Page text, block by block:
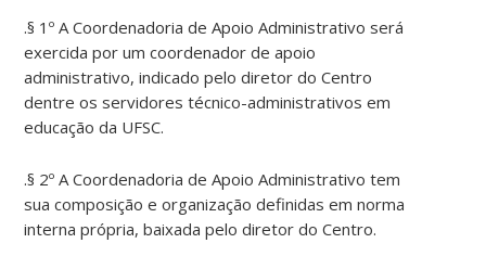
.§ 1º A Coordenadoria de Apoio Administrativo será
exercida por um coordenador de apoio
administrativo, indicado pelo diretor do Centro
dentre os servidores técnico-administrativos em
educação da UFSC.
.§ 2º A Coordenadoria de Apoio Administrativo tem
sua composição e organização definidas em norma
interna própria, baixada pelo diretor do Centro.